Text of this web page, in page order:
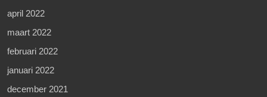
april 2022
maart 2022
februari 2022
januari 2022
december 2021